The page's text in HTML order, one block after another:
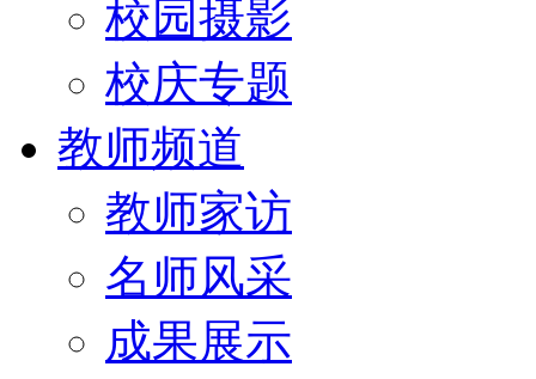
校园摄影
校庆专题
教师频道
教师家访
名师风采
成果展示